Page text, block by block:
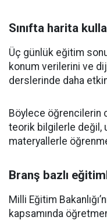
Sınıfta harita
Üç günlük eğitim
konum verilerini ve
derslerinde daha
Böylece öğrencilerin
teorik bilgilerle değil,
materyallerle
Branş bazlı
Milli Eğitim
kapsamında